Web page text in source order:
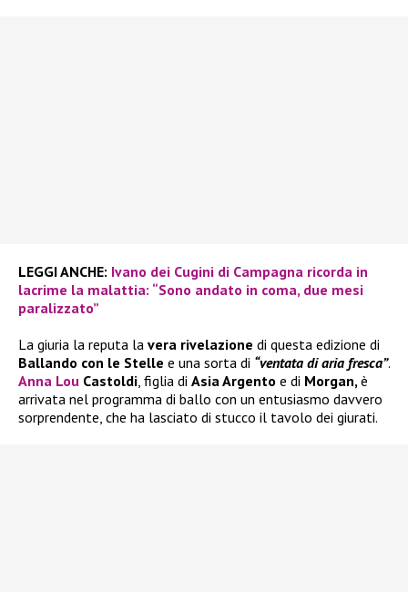
LEGGI ANCHE: Ivano dei Cugini di Campagna ricorda in
lacrime la malattia: “Sono andato in coma, due mesi
paralizzato”
La giuria la reputa la vera rivelazione di questa edizione di
Ballando con le Stelle e una sorta di “ventata di aria fresca”.
Anna Lou Castoldi, figlia di Asia Argento e di Morgan,è
arrivata nel programma di ballo con un entusiasmo davvero
sorprendente, che ha lasciato di stucco il tavolo dei giurati.